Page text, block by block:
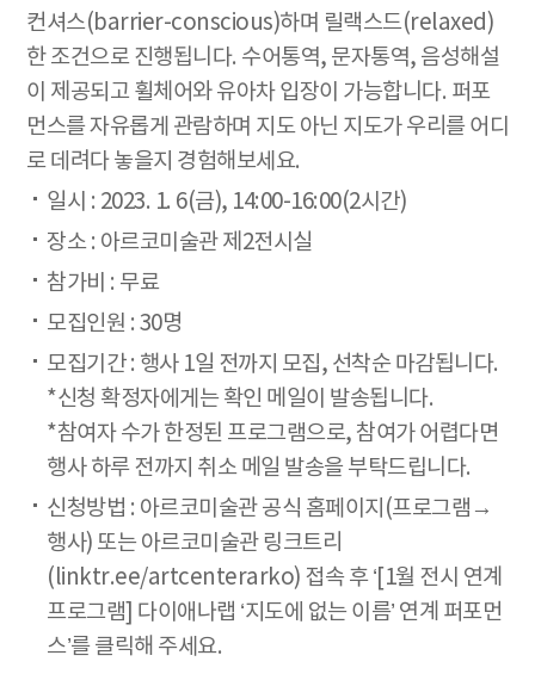
컨셔스(barrier-conscious)하며 릴랙스드(relaxed)
한 조건으로 진행됩니다. 수어통역, 문자통역, 음성해설
이 제공되고 휠체어와 유아차 입장이 가능합니다. 퍼포
먼스를 자유롭게 관람하며 지도 아닌 지도가 우리를 어디
로 데려다 놓을지 경험해보세요.
일시 : 2023. 1. 6(금), 14:00-16:00(2시간)
장소 : 아르코미술관 제2전시실
참가비 : 무료
모집인원 : 30명
모집기간 : 행사 1일 전까지 모집, 선착순 마감됩니다.
*신청 확정자에게는 확인 메일이 발송됩니다.
*참여자 수가 한정된 프로그램으로, 참여가 어렵다면
행사 하루 전까지 취소 메일 발송을 부탁드립니다.
신청방법 : 아르코미술관 공식 홈페이지(프로그램→
행사) 또는 아르코미술관 링크트리
(linktr.ee/artcenterarko) 접속 후 ‘[1월 전시 연계
프로그램] 다이애나랩 ‘지도에 없는 이름’ 연계 퍼포먼
스’를 클릭해 주세요.